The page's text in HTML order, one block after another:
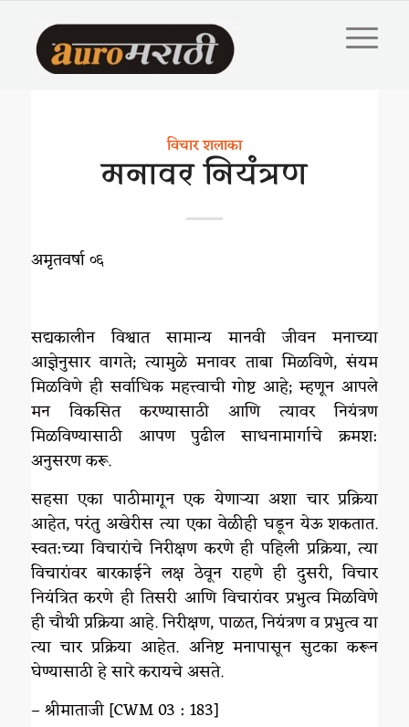
विचार शलाका
मनावर नियंत्रण
अमृतवर्षा ०६
सद्यकालीन विश्वात सामान्य मानवी जीवन मनाच्या
आज्ञेनुसार वागते; त्यामुळे मनावर ताबा मिळविणे, संयम
मिळविणे ही सर्वाधिक महत्त्वाची गोष्ट आहे; म्हणून आपले
मन विकसित करण्यासाठी आणि त्यावर नियंत्रण
मिळविण्यासाठी आपण पुढील साधनामार्गाचे क्रमश:
अनुसरण करू.
सहसा एका पाठीमागून एक येणाऱ्या अशा चार प्रक्रिया
आहेत, परंतु अखेरीस त्या एका वेळीही घडून येऊ शकतात.
स्वत:च्या विचारांचे निरीक्षण करणे ही पहिली प्रक्रिया, त्या
विचारांवर बारकाईने लक्ष ठेवून राहणे ही दुसरी, विचार
नियंत्रित करणे ही तिसरी आणि विचारांवर प्रभुत्व मिळविणे
ही चौथी प्रक्रिया आहे. निरीक्षण, पाळत, नियंत्रण व प्रभुत्व या
त्या चार प्रक्रिया आहेत. अनिष्ट मनापासून सुटका करून
घेण्यासाठी हे सारे करायचे असते.
– श्रीमाताजी [CWM 03 : 183]